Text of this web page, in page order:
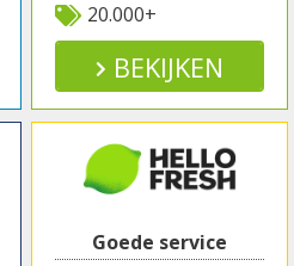
20.000+
BEKIJKEN
Goede service